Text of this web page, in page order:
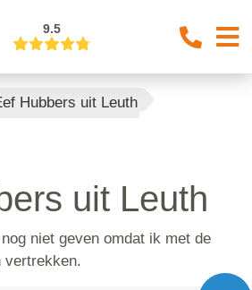
9.5
Hubbers uit Leuth
uit Leuth
niet geven omdat ik met de
vertrekken.